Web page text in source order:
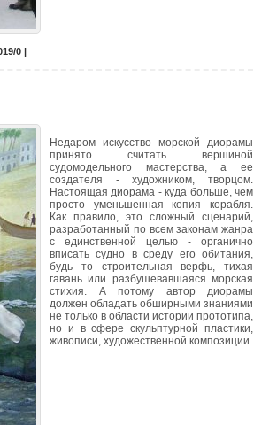
0 |
Недаром искусство морской диорамы
принято считать вершиной
судомодельного мастерства, а ее
создателя - художником, творцом.
Настоящая диорама - куда больше, чем
просто уменьшенная копия корабля.
Как правило, это сложный сценарий,
разработанный по всем законам жанра
с единственной целью - органично
вписать судно в среду его обитания,
будь то строительная верфь, тихая
гавань или разбушевавшаяся морская
стихия. А потому автор диорамы
должен обладать обширными знаниями
не только в области истории прототипа,
но и в сфере скульптурной пластики,
живописи, художественной композиции.